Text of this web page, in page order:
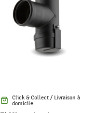
Click & Collect / Livraison à
domicile